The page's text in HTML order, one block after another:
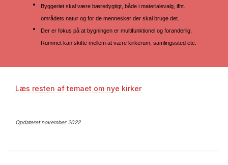
Byggeriet skal være bæredygtigt, både i materialevalg, ifht.
områdets natur og for de mennesker der skal bruge det.
Der er fokus på at bygningen er multifunktionel og foranderlig.
Rummet kan skifte mellem at være kirkerum, samlingssted etc.
Læs resten af temaet om nye kirker
Opdateret november 2022